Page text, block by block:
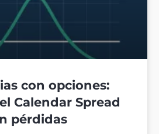
con opciones:
Calendar Spread
pérdidas